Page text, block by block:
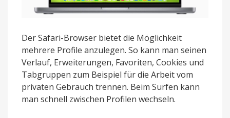
Der Safari-Browser bietet die Möglichkeit
mehrere Profile anzulegen. So kann man seinen
Verlauf, Erweiterungen, Favoriten, Cookies und
Tabgruppen zum Beispiel für die Arbeit vom
privaten Gebrauch trennen. Beim Surfen kann
man schnell zwischen Profilen wechseln.